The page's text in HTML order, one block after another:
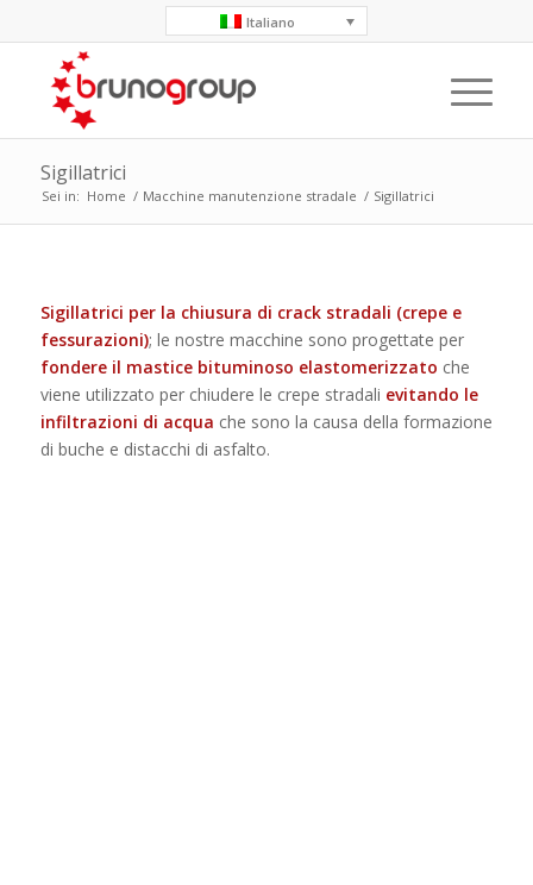
Italiano
Sigillatrici
Sei in: Home / Macchine manutenzione stradale / Sigillatrici
Sigillatrici per la chiusura di crack stradali (crepe e
fessurazioni); le nostre macchine sono progettate per
fondere il mastice bituminoso elastomerizzato che
viene utilizzato per chiudere le crepe stradali evitando le
infiltrazioni di acqua che sono la causa della formazione
di buche e distacchi di asfalto.